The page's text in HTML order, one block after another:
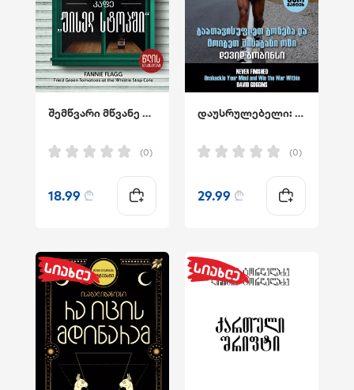
შემწვარი მწვანე პომიდვრები კაფე "უისელ სტოპში"
(0)
18.99 ₾
დაუსრულებელი: გაათავისუფლეთ გონება და მოიგეთ შინაგანი ომი
(0)
29.99 ₾